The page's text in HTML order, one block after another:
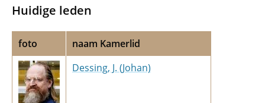
Huidige leden
foto
naam Kamerlid
Dessing, J. (Johan)